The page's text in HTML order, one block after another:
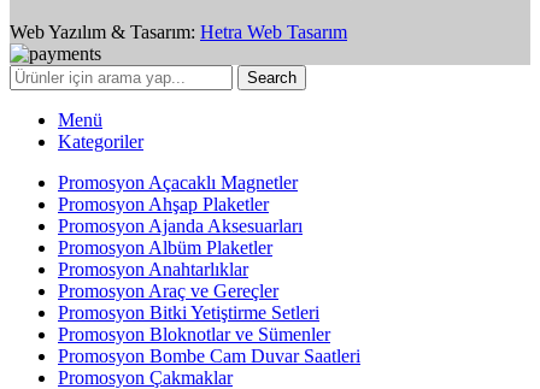
Web Yazılım & Tasarım: Hetra Web Tasarım
Search
Menü
Kategoriler
Promosyon Açacaklı Magnetler
Promosyon Ahşap Plaketler
Promosyon Ajanda Aksesuarları
Promosyon Albüm Plaketler
Promosyon Anahtarlıklar
Promosyon Araç ve Gereçler
Promosyon Bitki Yetiştirme Setleri
Promosyon Bloknotlar ve Sümenler
Promosyon Bombe Cam Duvar Saatleri
Promosyon Çakmaklar